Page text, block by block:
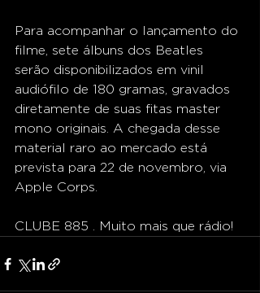
Para acompanhar o lançamento do
filme, sete álbuns dos Beatles
serão disponibilizados em vinil
audiófilo de 180 gramas, gravados
diretamente de suas fitas master
mono originais. A chegada desse
material raro ao mercado está
prevista para 22 de novembro, via
Apple Corps.
CLUBE 885 . Muito mais que rádio!